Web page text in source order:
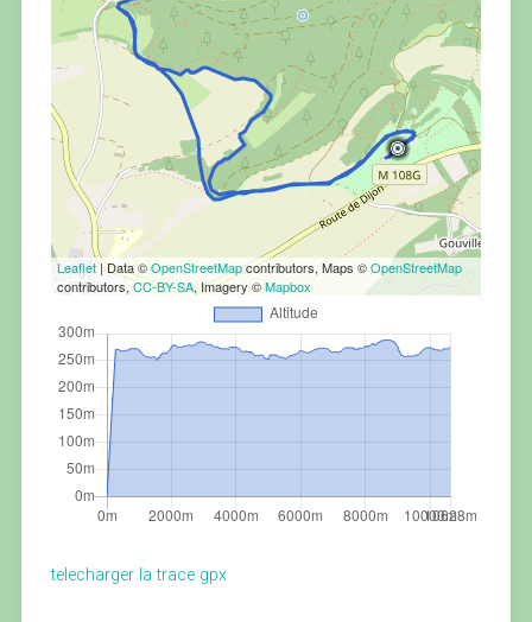
Leaflet| Data ©OpenStreetMapcontributors, Maps ©OpenStreetMap
contributors,CC-BY-SA, Imagery ©Mapbox
telecharger la trace gpx